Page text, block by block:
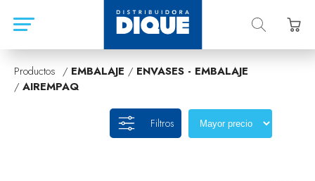
Productos / EMBALAJE / ENVASES - EMBALAJE
/ AIREMPAQ
Filtros